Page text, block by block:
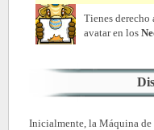
Tienes derecho
avatar en los
Inicialmente, la Máquina